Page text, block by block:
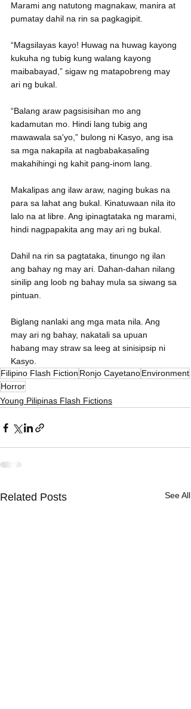
Marami ang natutong magnakaw, manira at
pumatay dahil na rin sa pagkagipit.
“Magsilayas kayo! Huwag na huwag kayong
kukuha ng tubig kung walang kayong
maibabayad,” sigaw ng matapobreng may
ari ng bukal.
“Balang araw pagsisisihan mo ang
kadamutan mo. Hindi lang tubig ang
mawawala sa'yo,” bulong ni Kasyo, ang isa
sa mga nakapila at nagbabakasaling
makahihingi ng kahit pang-inom lang.
Makalipas ang ilaw araw, naging bukas na
para sa lahat ang bukal. Kinatuwaan nila ito
lalo na at libre. Ang ipinagtataka ng marami,
hindi nagpapakita ang may ari ng bukal.
Dahil na rin sa pagtataka, tinungo ng ilan
ang bahay ng may ari. Dahan-dahan nilang
sinilip ang loob ng bahay mula sa siwang sa
pintuan.
Biglang nanlaki ang mga mata nila. Ang
may ari ng bahay, nakatali sa upuan
habang may straw sa leeg at sinisipsip ni
Kasyo.
Filipino Flash Fiction Ronjo CayetanoEnvironment
Horror
Young Pilipinas Flash Fictions
Related Posts See All